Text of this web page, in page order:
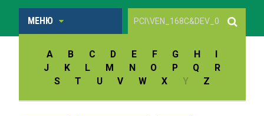
МЕНЮ
A B C D E F G H
I
J
K L M N O P Q
R
S
T U V W X Y Z